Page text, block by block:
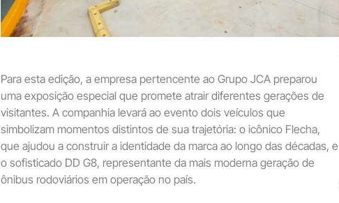
Para esta edição, a empresa pertencente ao Grupo JCA preparou
uma exposição especial que promete atrair diferentes gerações de
visitantes. A companhia levará ao evento dois veículos que
simbolizam momentos distintos de sua trajetória: o icônico Flecha,
que ajudou a construir a identidade da marca ao longo das décadas, e
o sofisticado DD G8, representante da mais moderna geração de
ônibus rodoviários em operação no país.